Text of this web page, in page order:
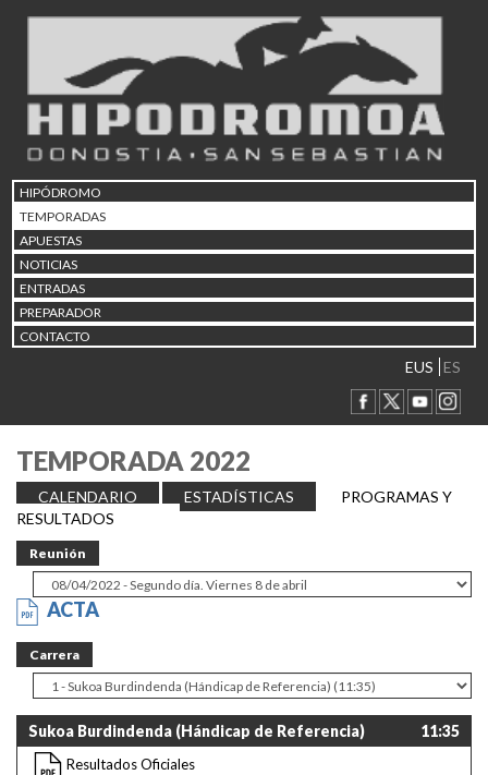
HIPÓDROMO
TEMPORADAS
APUESTAS
NOTICIAS
ENTRADAS
PREPARADOR
CONTACTO
EUS ES
TEMPORADA 2022
CALENDARIO ESTADÍSTICAS
PROGRAMAS Y
RESULTADOS
Reunión
ACTA
Carrera
Sukoa Burdindenda (Hándicap de Referencia) 11:35
Resultados Oficiales